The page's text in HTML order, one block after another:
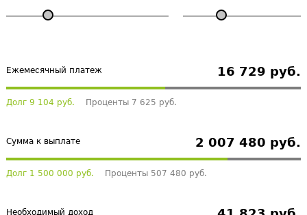
Ежемесячный платеж 16 729 руб.
Долг 9 104 руб. Проценты 7 625 руб.
Сумма к выплате 2 007 480 руб.
Долг 1 500 000 руб. Проценты 507 480 руб.
Необходимый доход